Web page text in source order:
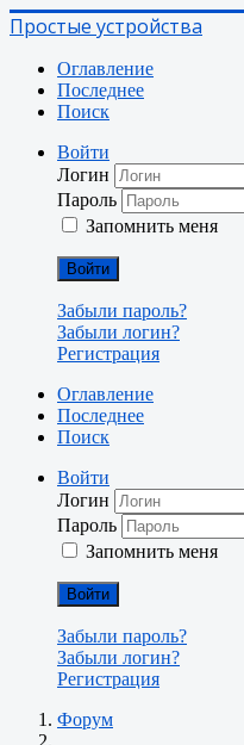
Простые устройства
Оглавление
Последнее
Поиск
Войти
Логин
Пароль
Запомнить меня
Войти
Забыли пароль?
Забыли логин?
Регистрация
Оглавление
Последнее
Поиск
Войти
Логин
Пароль
Запомнить меня
Войти
Забыли пароль?
Забыли логин?
Регистрация
Форум